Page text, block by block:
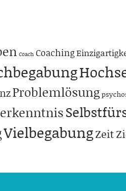
Coach Coaching
Problemlösung
VielbegabungZeit